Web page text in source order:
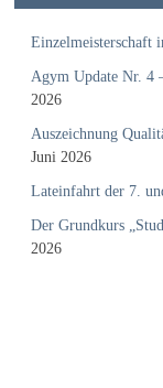
Einzelmeisterschaft
Agym Update Nr. 4
2026
Auszeichnung
Juni 2026
Lateinfahrt der 7.
Der Grundkurs
2026